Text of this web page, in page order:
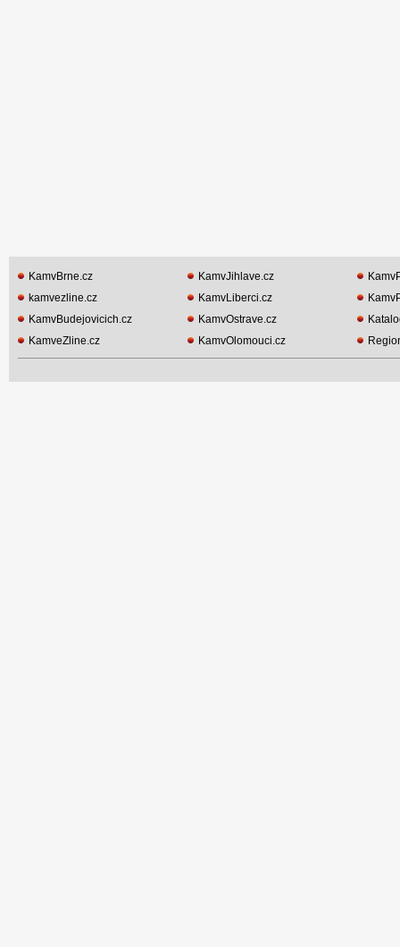
KamvBrne.cz
kamvezline.cz
KamvBudejovicich.cz
KamveZline.cz
KamvJihlave.cz
KamvLiberci.cz
KamvOstrave.cz
KamvOlomouci.cz